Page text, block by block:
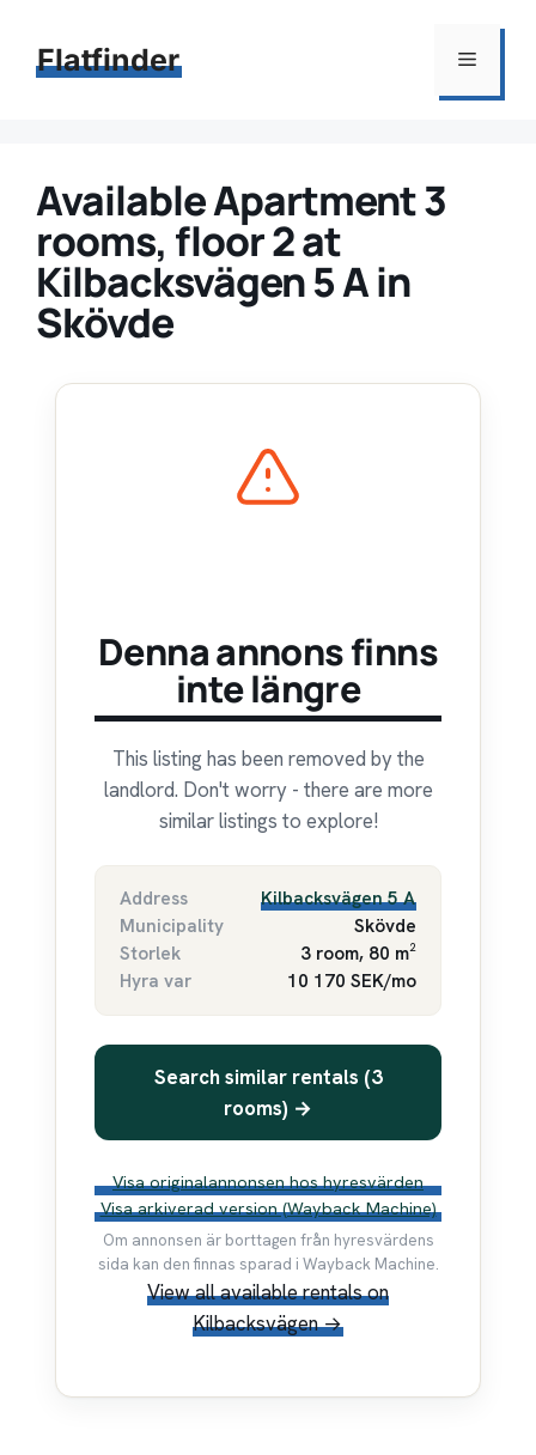
innehåll
Flatfinder Meny
Available Apartment 3
rooms, floor 2 at
Kilbacksvägen 5 A in
Skövde
Denna annons finns
inte längre
This listing has been removed by the
landlord. Don't worry - there are more
similar listings to explore!
Address
Kilbacksvägen 5 A
Municipality
Skövde
Storlek
3 room, 80 m²
Hyra var
10 170 SEK/mo
Search similar rentals (3
rooms) →
Visa originalannonsen hos hyresvärden
Visa arkiverad version (Wayback Machine)
Om annonsen är borttagen från hyresvärdens
sida kan den finnas sparad i Wayback Machine.
View all available rentals on
Kilbacksvägen →